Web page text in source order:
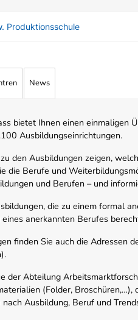
Produktionsschule
News
bietet Ihnen einen einmaligen
Ausbildungseinrichtungen.
den Ausbildungen zeigen,
die Berufe und
und Berufen – und
die zu einem formal
anerkannten Berufes
finden Sie auch die Adressen
der Abteilung
(Folder,
Ausbildung, Beruf und